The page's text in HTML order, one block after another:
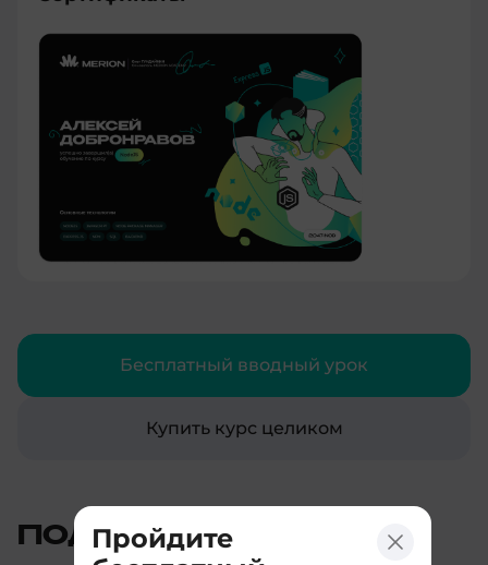
Пройдите
Бесплатный вводный урок
Купить курс целиком
ПОДАРКИ И БОНУСЫ